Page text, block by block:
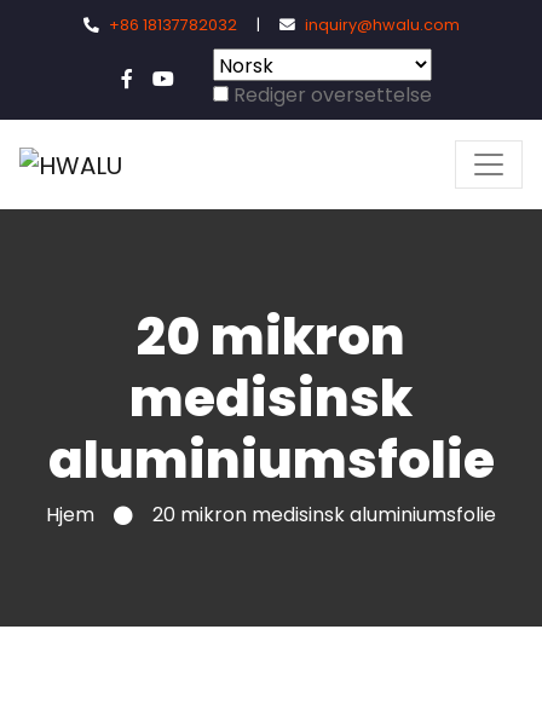
+86 18137782032 | inquiry@hwalu.com
Rediger oversettelse
20 mikron
medisinsk
aluminiumsfolie
Hjem 20 mikron medisinsk aluminiumsfolie